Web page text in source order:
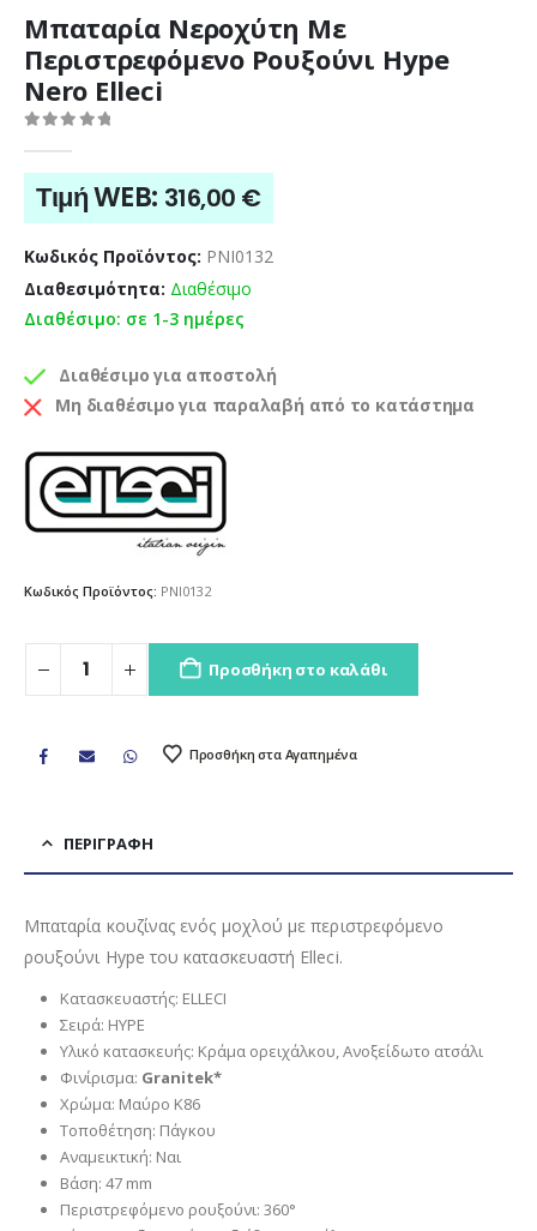
Μπαταρία Νεροχύτη Με
Περιστρεφόμενο Ρουξούνι Hype
Nero Elleci
Τιμή WEB: 316,00 €
Κωδικός Προϊόντος: PNI0132
Διαθεσιμότητα: Διαθέσιμο
Διαθέσιμο: σε 1-3 ημέρες
Διαθέσιμο για αποστολή
Μη διαθέσιμο για παραλαβή από το κατάστημα
Κωδικός Προϊόντος: PNI0132
Προσθήκη στο καλάθι
Προσθήκη στα Αγαπημένα
ΠΕΡΙΓΡΑΦΉ
Μπαταρία κουζίνας ενός μοχλού με περιστρεφόμενο
ρουξούνι Hype του κατασκευαστή Elleci.
Κατασκευαστής: ELLECI
Σειρά: HYPE
Υλικό κατασκευής: Κράμα ορειχάλκου, Ανοξείδωτο ατσάλι
Φινίρισμα: Granitek*
Χρώμα: Μαύρο K86
Τοποθέτηση: Πάγκου
Αναμεικτική: Ναι
Βάση: 47 mm
Περιστρεφόμενο ρουξούνι: 360°